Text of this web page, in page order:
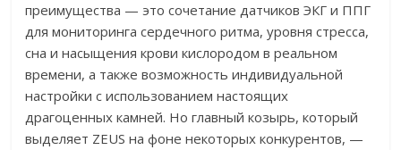
преимущества — это сочетание датчиков ЭКГ и ППГ
для мониторинга сердечного ритма, уровня стресса,
сна и насыщения крови кислородом в реальном
времени, а также возможность индивидуальной
настройки с использованием настоящих
драгоценных камней. Но главный козырь, который
выделяет ZEUS на фоне некоторых конкурентов, —